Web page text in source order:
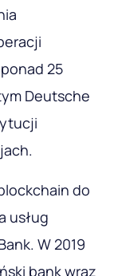
25
Deutsche
do
usług
W 2019
bank wraz